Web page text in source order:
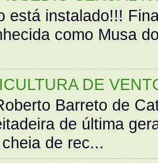
está instalado!!!
como Musa
DE
Barreto de
de última
de rec...